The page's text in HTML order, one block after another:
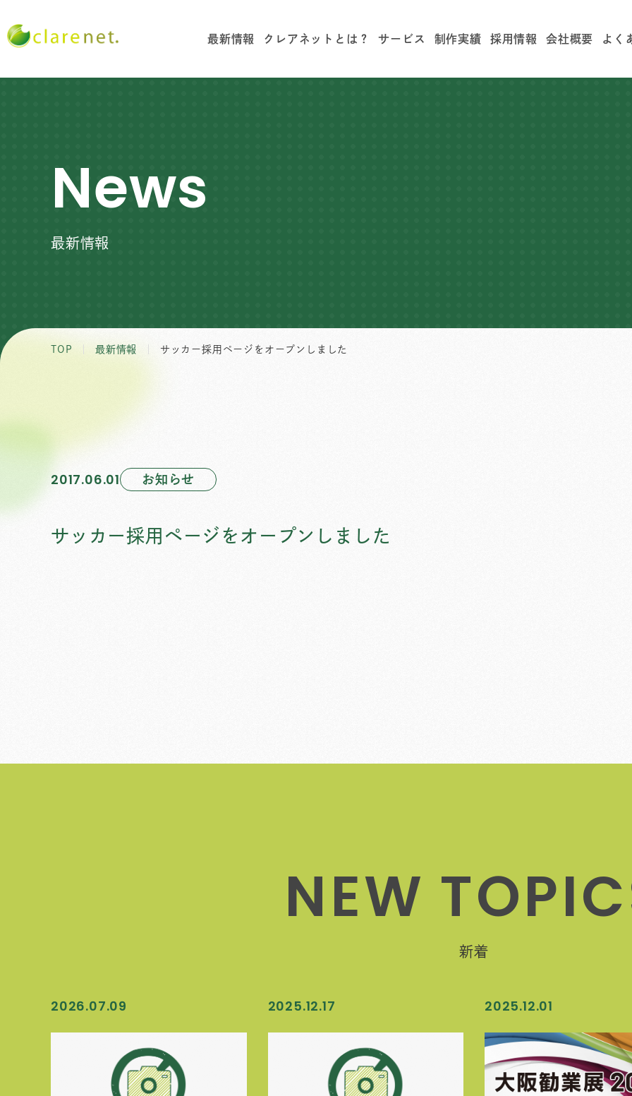
最新情報 クレアネットとは？ サービス 制作実績 採用情報 会社概要 よく
News
最新情報
TOP 最新情報 サッカー採用ページをオープンしました
2017.06.01 お知らせ
サッカー採用ページをオープンしました
N EW TOPIC
新着
2026.07.09 2025.12.17 2025.12.01